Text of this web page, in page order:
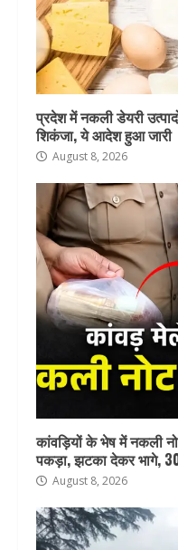
प्रदेश में नकली डेयरी
शिकंजा, ये आदेश हुआ जारी
August 8, 2026
कांवड़ियों के भेष में नकली
पकड़ा, झटका देकर भागे,
August 8, 2026